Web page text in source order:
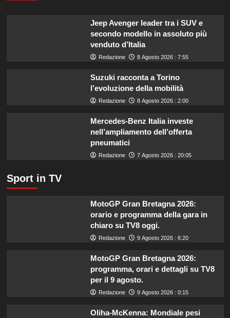
Jeep Avenger leader tra i SUV e
secondo modello in assoluto più
venduto d’Italia
Redazione 8 Agosto 2026 : 7:55
Suzuki racconta a Torino
l’evoluzione della mobilità
Redazione 8 Agosto 2026 : 2:00
Mercedes-Benz Italia investe
nell’ampliamento dell’offerta
pneumatici
Redazione 7 Agosto 2026 : 20:05
Sport in TV
MotoGP Gran Bretagna 2026:
orario e programma della gara in
chiaro su TV8 oggi.
Redazione 9 Agosto 2026 : 6:20
MotoGP Gran Bretagna 2026:
programma, orari e dettagli su TV8
per il 9 agosto.
Redazione 9 Agosto 2026 : 0:15
Oliha-McKenna: Mondiale pesi